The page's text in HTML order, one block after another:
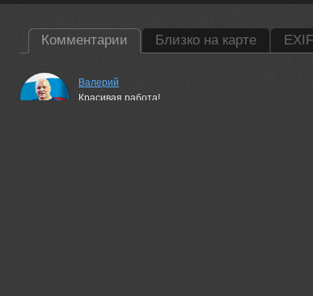
Комментарии Близко на карте EXIF
Валерий
Красивая работа!